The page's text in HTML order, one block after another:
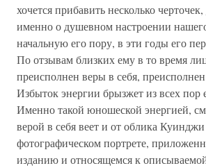
хочется прибавить несколько
именно о душевном настроении
начальную его пору, в эти годы его
По отзывам близких ему в то время
преисполнен веры в себя,
Избыток энергии брызжет из всех пор
Именно такой юношеской энергией,
верой в себя веет и от облика
фотографическом портрете,
изданию и относящемся к